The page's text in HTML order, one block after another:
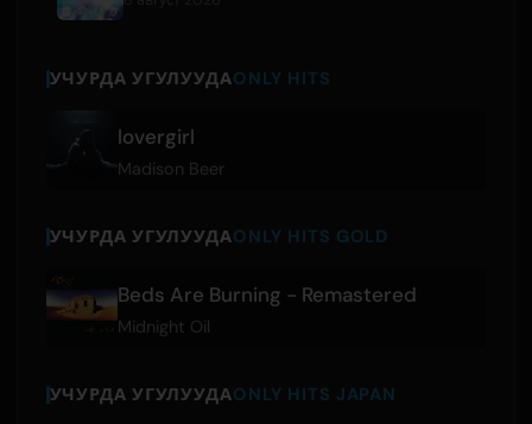
УЧУРДА УГУЛУУДАONLY HITS
lovergirl
Madison Beer
УЧУРДА УГУЛУУДАONLY HITS GOLD
Beds Are Burning - Remastered
Midnight Oil
УЧУРДА УГУЛУУДАONLY HITS JAPAN